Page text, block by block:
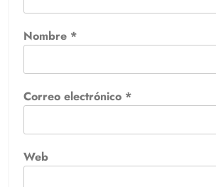
Nombre *
Correo electrónico *
Web